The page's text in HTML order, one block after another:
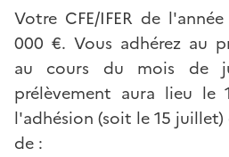
Votre CFE/IFER de
000 €. Vous adhérez au
au cours du mois de
prélèvement aura lieu le
l'adhésion (soit le 15
de :